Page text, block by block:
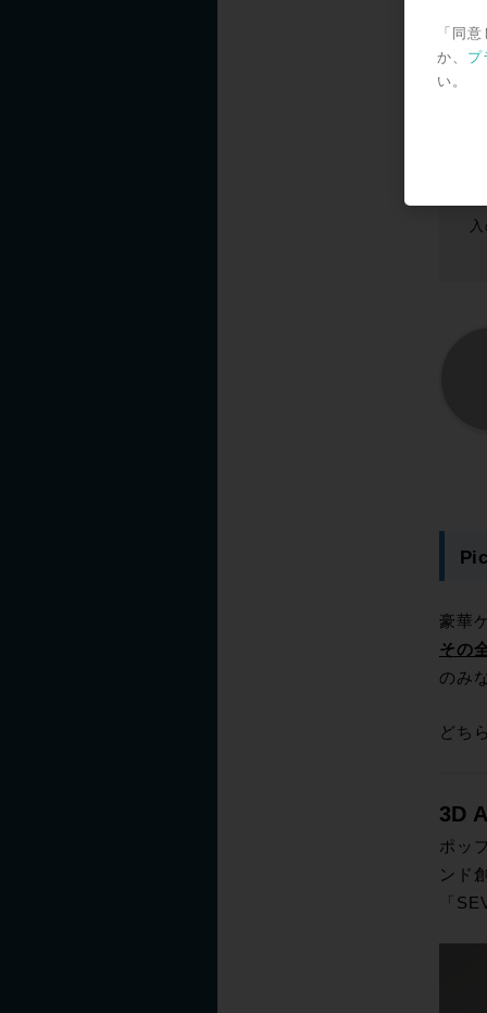
豪華
その
のみ
どち
3D
ポッ
ンド
「
「同
か、 プ
い。